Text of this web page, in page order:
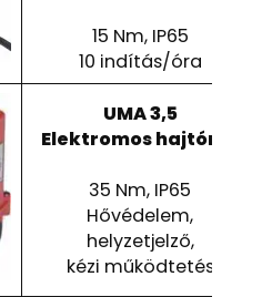
15 Nm, IP65
10 indítás/óra
UMA 3,5
Elektromos hajtómű
35 Nm, IP65
Hővédelem,
helyzetjelző,
kézi működtetés